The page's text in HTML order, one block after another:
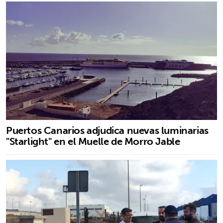
Puertos Canarios adjudica nuevas luminarias
"Starlight" en el Muelle de Morro Jable